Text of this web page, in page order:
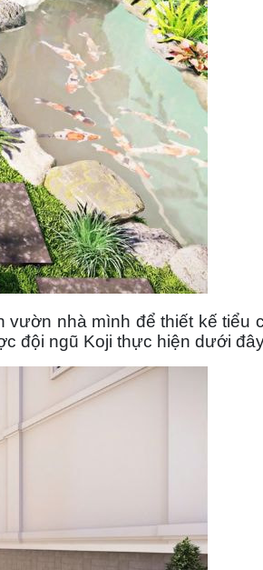
nhà mình để thiết kế tiểu
đội ngũ Koji thực hiện dưới